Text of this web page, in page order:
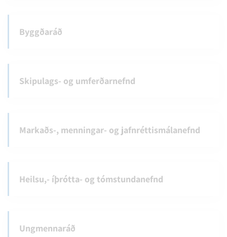
Byggðaráð
Skipulags- og umferðarnefnd
Markaðs-, menningar- og jafnréttismálanefnd
Heilsu,- íþrótta- og tómstundanefnd
Ungmennaráð